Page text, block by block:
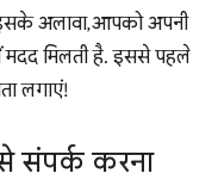
अलावा, आपको अपनी
मदद मिलती है. इससे पहले
लगाएं!
संपर्क करना